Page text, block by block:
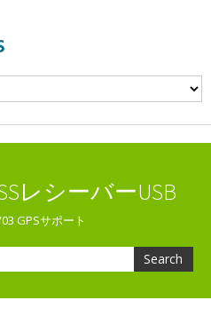
レシーバーUSB
GPSサポート
Search